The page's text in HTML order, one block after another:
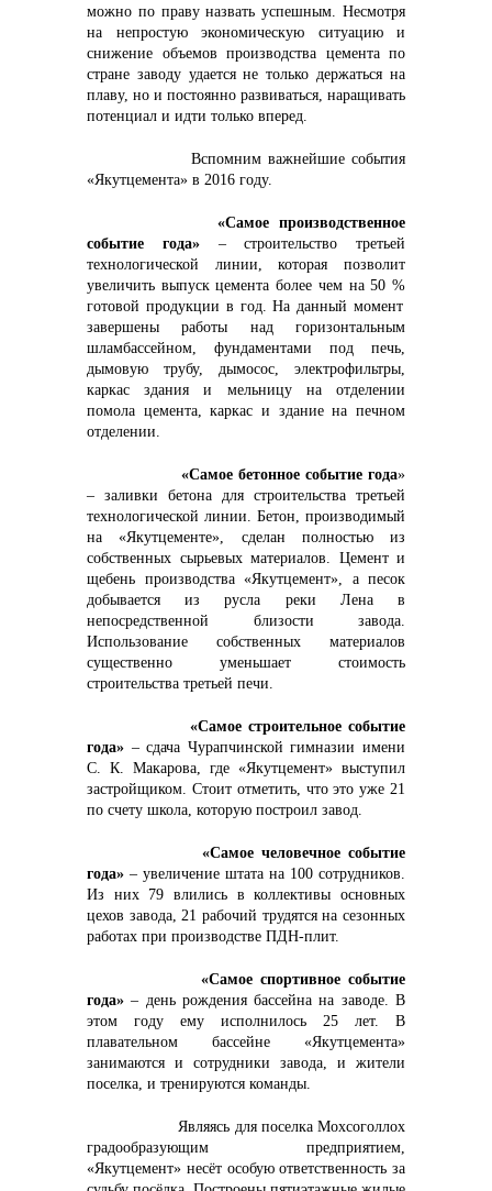
Контакты
+7 (423) 234 50 50
info@vostokcement.ru
можно по праву назвать успешным. Несмотря
на непростую экономическую ситуацию и
снижение объемов производства цемента по
стране заводу удается не только держаться на
плаву, но и постоянно развиваться, наращивать
потенциал и идти только вперед.
Вспомним важнейшие события
«Якутцемента» в 2016 году.
«Самое производственное
событие года»– строительство третьей
технологической линии, которая позволит
увеличить выпуск цементаболее чем на 50 %
готовой продукции в год. На данный момент
завершены работы над горизонтальным
шламбассейном, фундаментами под печь,
дымовую трубу, дымосос, электрофильтры,
каркас здания и мельницу на отделении
помола цемента, каркас и здание на печном
отделении.
«Самое бетонное событие года»
– заливки бетона для строительства третьей
технологической линии. Бетон, производимый
на «Якутцементе», сделан полностью из
собственных сырьевых материалов. Цемент и
щебень производства «Якутцемент», а песок
добывается из русла реки Лена в
непосредственной близости завода.
Использование собственных материалов
существенно уменьшает стоимость
строительства третьей печи.
«Самое строительное событие
года» – сдача Чурапчинской гимназии имени
С. К. Макарова, где «Якутцемент» выступил
застройщиком. Стоит отметить, что это уже 21
по счету школа, которую построил завод.
«Самое человечное событие
года» – увеличение штата на 100 сотрудников.
Из них 79 влились в коллективы основных
цехов завода, 21 рабочий трудятся на сезонных
работах при производстве ПДН-плит.
«Самое спортивное событие
года» – день рождения бассейна на заводе. В
этом году ему исполнилось 25 лет. В
плавательном бассейне «Якутцемента»
занимаются и сотрудники завода, и жители
поселка, и тренируются команды.
Являясь для поселка Мохсоголлох
градообразующим предприятием,
«Якутцемент» несёт особую ответственность за